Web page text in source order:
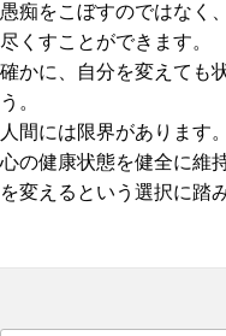
愚痴をこぼすのではなく
尽くすことができます。
確かに、自分を変えても
う。
人間には限界があります
心の健康状態を健全に維
を変えるという選択に踏